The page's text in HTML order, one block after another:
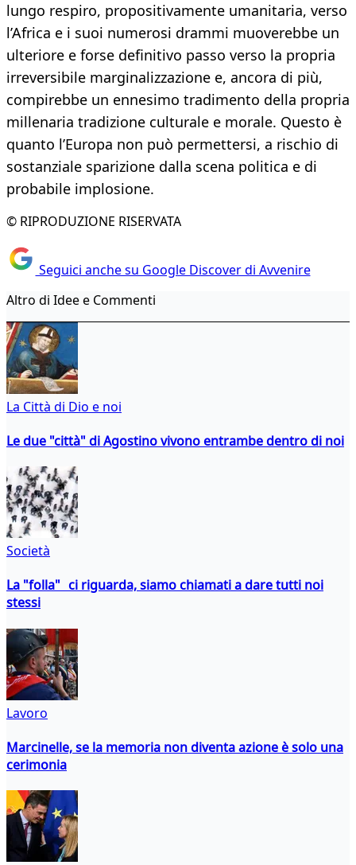
lungo respiro, propositivamente umanitaria, verso
l’Africa e i suoi numerosi drammi muoverebbe un
ulteriore e forse definitivo passo verso la propria
irreversibile marginalizzazione e, ancora di più,
compirebbe un ennesimo tradimento della propria
millenaria tradizione culturale e morale. Questo è
quanto l’Europa non può permettersi, a rischio di
sostanziale sparizione dalla scena politica e di
probabile implosione.
© RIPRODUZIONE RISERVATA
Seguici anche su Google Discover di Avvenire
Altro di Idee e Commenti
La Città di Dio e noi
Le due "città" di Agostino vivono entrambe dentro di noi
Società
La "folla" ci riguarda, siamo chiamati a dare tutti noi
stessi
Lavoro
Marcinelle, se la memoria non diventa azione è solo una
cerimonia